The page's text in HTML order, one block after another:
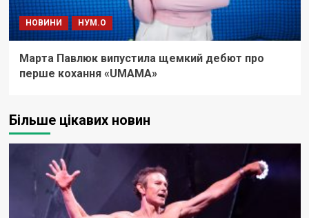
НОВИНИ НУМ.О
Марта Павлюк випустила щемкий дебют про
перше кохання «UМАМА»
Більше цікавих новин